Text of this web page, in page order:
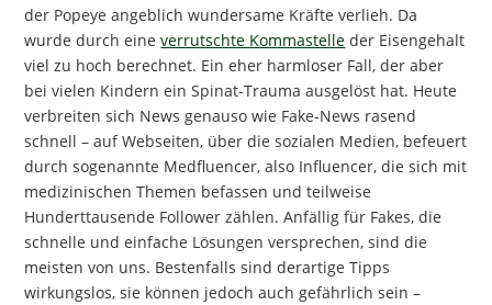
der Popeye angeblich wundersame Kräfte verlieh. Da
wurde durch eineverrutschte Kommastelle der Eisengehalt
viel zu hoch berechnet. Ein eher harmloser Fall, der aber
bei vielen Kindern ein Spinat-Trauma ausgelöst hat. Heute
verbreiten sich News genauso wie Fake-News rasend
schnell – auf Webseiten, über die sozialen Medien, befeuert
durch sogenannte Medfluencer, also Influencer, die sich mit
medizinischen Themen befassen und teilweise
Hunderttausende Follower zählen. Anfällig für Fakes, die
schnelle und einfache Lösungen versprechen, sind die
meisten von uns. Bestenfalls sind derartige Tipps
wirkungslos, sie können jedoch auch gefährlich sein –